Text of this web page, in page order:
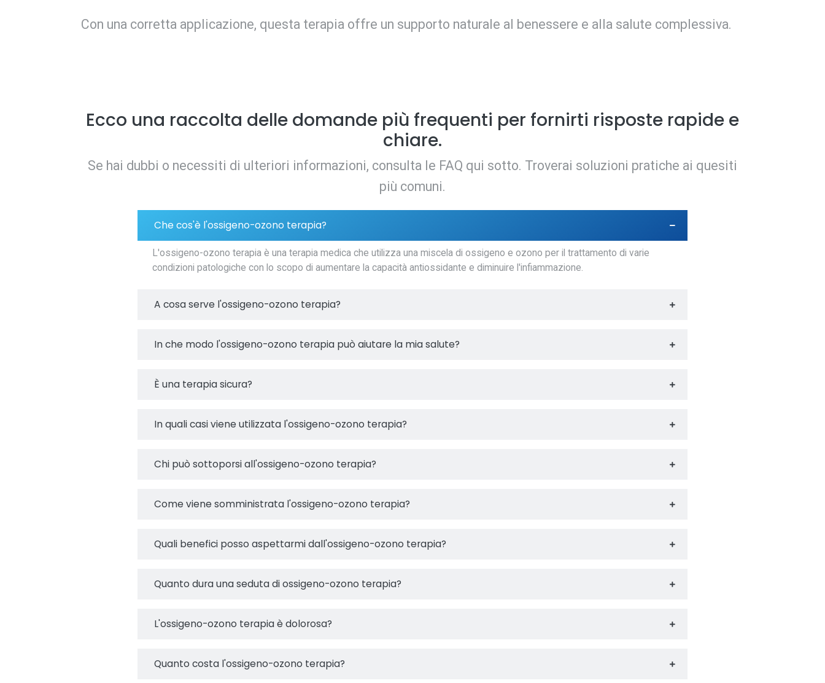
Con una corretta applicazione, questa terapia offre un supporto naturale al benessere e alla salute complessiva.
Ecco una raccolta delle domande più frequenti per fornirti risposte rapide e
chiare.
Se hai dubbi o necessiti di ulteriori informazioni, consulta le FAQ qui sotto. Troverai soluzioni pratiche ai quesiti
più comuni.
Che cos'è l'ossigeno-ozono terapia?
L'ossigeno-ozono terapia è una terapia medica che utilizza una miscela di ossigeno e ozono per il trattamento di varie
condizioni patologiche con lo scopo di aumentare la capacità antiossidante e diminuire l'infiammazione.
A cosa serve l'ossigeno-ozono terapia?
In che modo l'ossigeno-ozono terapia può aiutare la mia salute?
È una terapia sicura?
In quali casi viene utilizzata l'ossigeno-ozono terapia?
Chi può sottoporsi all'ossigeno-ozono terapia?
Come viene somministrata l'ossigeno-ozono terapia?
Quali benefici posso aspettarmi dall'ossigeno-ozono terapia?
Quanto dura una seduta di ossigeno-ozono terapia?
L'ossigeno-ozono terapia è dolorosa?
Quanto costa l'ossigeno-ozono terapia?